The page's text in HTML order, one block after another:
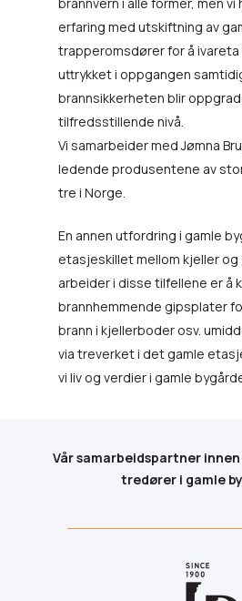
erfaring med utskiftning av
trapperomsdører for å
uttrykket i oppgangen
brannsikkerheten blir
tilfredsstillende nivå.
Vi samarbeider med Jømna
ledende produsentene av
tre i Norge.
En annen utfordring i gamle
etasjeskillet mellom kjeller og
arbeider i disse tilfellene er å
brannhemmende gipsplater
brann i kjellerboder osv.
via treverket i det gamle
vi liv og verdier i gamle
Vår samarbeidspartner
tredører i gamle